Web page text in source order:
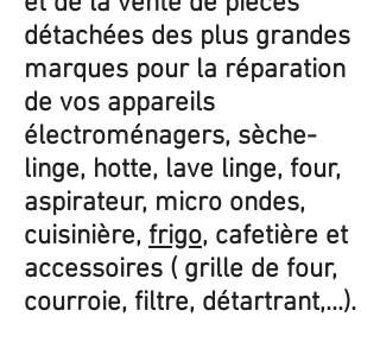
détachées des plus grandes
marques pour la réparation
de vos appareils
électroménagers, sèche-
linge, hotte, lave linge, four,
aspirateur, micro ondes,
cuisinière, frigo, cafetière et
accessoires ( grille de four,
courroie, filtre, détartrant,...).